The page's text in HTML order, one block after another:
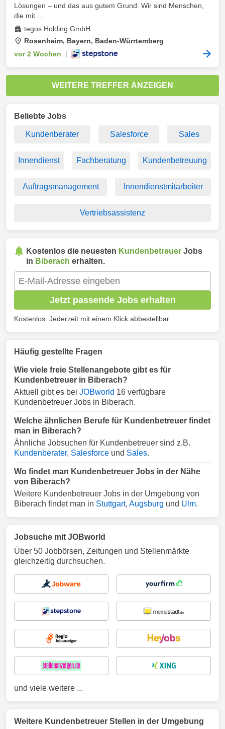
Lösungen – und das aus gutem Grund: Wir sind Menschen,
die mit ...
tegos Holding GmbH
Rosenheim, Bayern, Baden-Würrtemberg
vor 2 Wochen
WEITERE TREFFER ANZEIGEN
Beliebte Jobs
Kundenberater Salesforce Sales
Innendienst Fachberatung Kundenbetreuung
Auftragsmanagement Innendienstmitarbeiter
Vertriebsassistenz
Kostenlos die neuesten Kundenbetreuer Jobs
in Biberach erhalten.
Jetzt passende Jobs erhalten
Kostenlos. Jederzeit mit einem Klick abbestellbar.
Häufig gestellte Fragen
Wie viele freie Stellenangebote gibt es für
Kundenbetreuer in Biberach?
Aktuell gibt es bei JOBworld 16 verfügbare
Kundenbetreuer Jobs in Biberach.
Welche ähnlichen Berufe für Kundenbetreuer findet
man in Biberach?
Ähnliche Jobsuchen für Kundenbetreuer sind z.B.
Kundenberater, Salesforce und Sales.
Wo findet man Kundenbetreuer Jobs in der Nähe
von Biberach?
Weitere Kundenbetreuer Jobs in der Umgebung von
Biberach findet man in Stuttgart, Augsburg und Ulm.
Jobsuche mit JOBworld
Über 50 Jobbörsen, Zeitungen und Stellenmärkte
gleichzeitig durchsuchen.
und viele weitere ...
Weitere Kundenbetreuer Stellen in der Umgebung